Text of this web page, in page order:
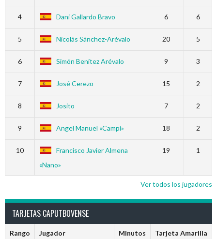
4 Dani Gallardo Bravo 6 6
5 Nicolás Sánchez-Arévalo 20 5
6 Simón Benítez Arévalo 9 3
7 José Cerezo 15 2
8 Josito 7 2
9 Angel Manuel «Campi» 18 2
10
Francisco Javier Almena
«Nano»
19 1
Ver todos los jugadores
TARJETAS CAPUTBOVENSE
Rango Jugador Minutos Tarjeta Amarilla